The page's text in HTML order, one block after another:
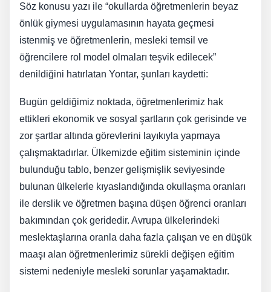
Söz konusu yazı ile “okullarda öğretmenlerin beyaz
önlük giymesi uygulamasının hayata geçmesi
istenmiş ve öğretmenlerin, mesleki temsil ve
öğrencilere rol model olmaları teşvik edilecek”
denildiğini hatırlatan Yontar, şunları kaydetti:
Bugün geldiğimiz noktada, öğretmenlerimiz hak
ettikleri ekonomik ve sosyal şartların çok gerisinde ve
zor şartlar altında görevlerini layıkıyla yapmaya
çalışmaktadırlar. Ülkemizde eğitim sisteminin içinde
bulunduğu tablo, benzer gelişmişlik seviyesinde
bulunan ülkelerle kıyaslandığında okullaşma oranları
ile derslik ve öğretmen başına düşen öğrenci oranları
bakımından çok geridedir. Avrupa ülkelerindeki
meslektaşlarına oranla daha fazla çalışan ve en düşük
maaşı alan öğretmenlerimiz sürekli değişen eğitim
sistemi nedeniyle mesleki sorunlar yaşamaktadır.